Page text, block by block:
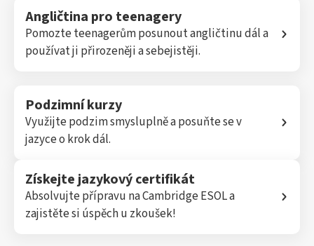
Angličtina pro teenagery
Pomozte teenagerům posunout angličtinu dál a
používat ji přirozeněji a sebejistěji.
Podzimní kurzy
Využijte podzim smysluplně a posuňte se v
jazyce o krok dál.
Získejte jazykový certifikát
Absolvujte přípravu na Cambridge ESOL a
zajistěte si úspěch u zkoušek!